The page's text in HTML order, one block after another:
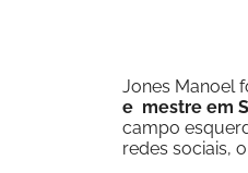
Jones Manoel
e mestre em
campo
redes sociais,